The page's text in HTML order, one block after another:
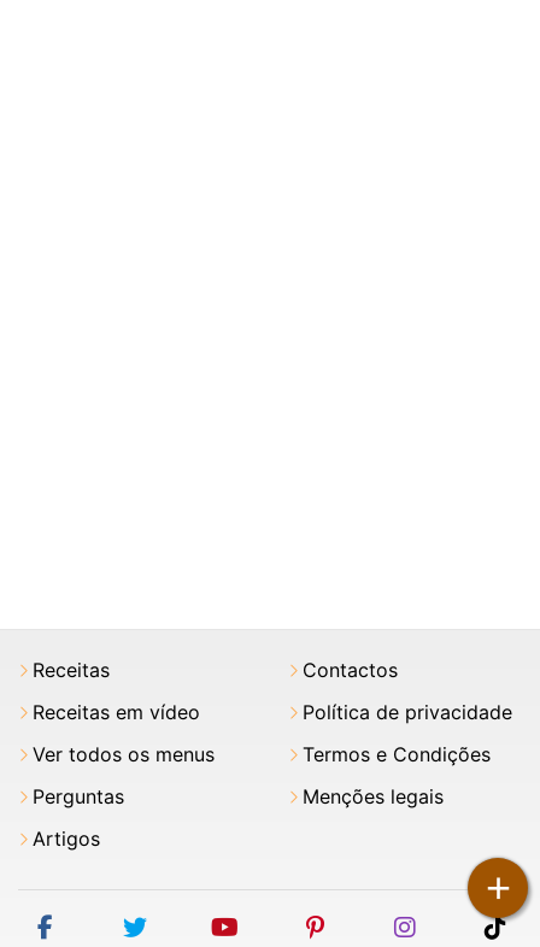
+
Receitas
Receitas em vídeo
Ver todos os menus
Perguntas
Artigos
Contactos
Política de privacidade
Termos e Condições
Menções legais
facebooktwitter youtubepinterestinstagram